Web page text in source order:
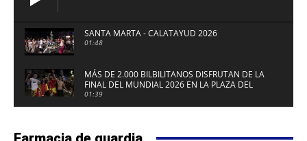
SANTA MARTA - CALATAYUD 2026
01:48
MÁS DE 2.000 BILBILITANOS DISFRUTAN DE LA
FINAL DEL MUNDIAL 2026 EN LA PLAZA DEL
FUERTE DE CALATAYUD
01:39